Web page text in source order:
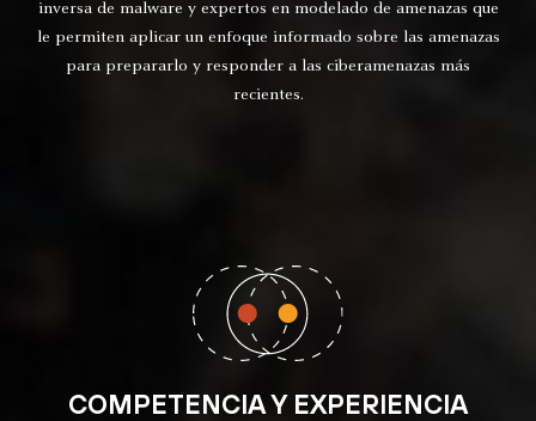
inversa de malware y expertos en modelado de amenazas que
le permiten aplicar un enfoque informado sobre las amenazas
para prepararlo y responder a las ciberamenazas más
recientes.
COMPETENCIA Y EXPERIENCIA